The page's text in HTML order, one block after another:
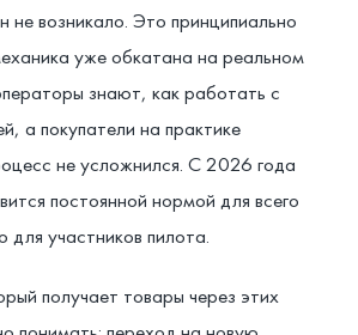
не возникало. Это принципиально
уже обкатана на реальном
знают, как работать с
а покупатели на практике
не усложнился. С 2026 года
постоянной нормой для всего
участников пилота.
получает товары через этих